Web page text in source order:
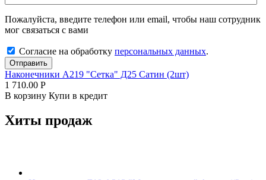
Пожалуйста, введите телефон или email, чтобы наш сотрудник
мог связаться с вами
Согласие на обработку персональных данных.
Отправить
Наконечники А219 "Сетка" Д25 Сатин (2шт)
1 710.00 Р
В корзину Купи в кредит
Хиты продаж